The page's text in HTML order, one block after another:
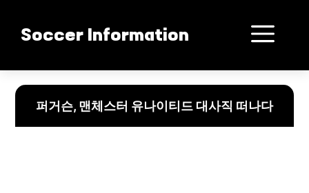
Soccer Information
메
뉴
퍼거슨, 맨체스터 유나이티드 대사직 떠나다